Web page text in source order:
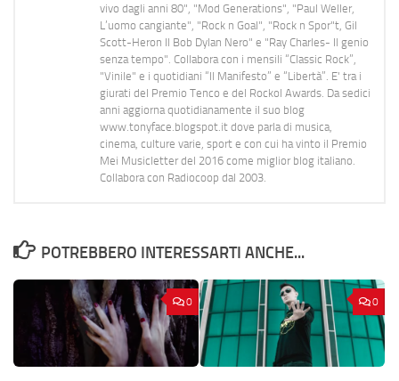
vivo dagli anni 80", "Mod Generations", "Paul Weller,
L’uomo cangiante", "Rock n Goal", "Rock n Spor"t, Gil
Scott-Heron Il Bob Dylan Nero" e "Ray Charles- Il genio
senza tempo". Collabora con i mensili “Classic Rock”,
"Vinile" e i quotidiani “Il Manifesto” e “Libertà”. E' tra i
giurati del Premio Tenco e del Rockol Awards. Da sedici
anni aggiorna quotidianamente il suo blog
www.tonyface.blogspot.it dove parla di musica,
cinema, culture varie, sport e con cui ha vinto il Premio
Mei Musicletter del 2016 come miglior blog italiano.
Collabora con Radiocoop dal 2003.
POTREBBERO INTERESSARTI ANCHE...
0 0